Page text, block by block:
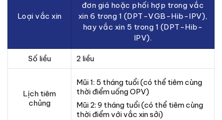
Loại vắc xin
đơn giá hoặc phối hợp trong vắc
xin 6 trong 1 (DPT-VGB-Hib-IPV),
hay vắc xin 5 trong 1 (DPT-Hib-
IPV).
Số liều 2 liều
Lịch tiêm
chủng
Mũi 1: 5 tháng tuổi (có thể tiêm cùng
thời điểm uống OPV)
Mũi 2: 9 tháng tuổi (có thể tiêm cùng
thời điểm với vắc xin sởi)